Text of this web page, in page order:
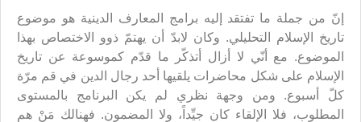
إنّ من جملة ما تفتقد إليه برامج المعارف الدينية هو موضوع
تاريخ الإسلام التحليلي. وكان لابدّ أن يهتمّ ذوو الاختصاص بهذا
الموضوع. مع أنّي لا أزال أتذكّر ما قدّم كموسوعة عن تاريخ
الإسلام على شكل محاضرات يلقيها أحد رجال الدين في قم مرّة
كلّ أسبوع. ومن وجهة نظري لم يكن البرنامج بالمستوى
المطلوب، فلا الإلقاء كان جيِّداً، ولا المضمون. فهنالك مَنْ هم